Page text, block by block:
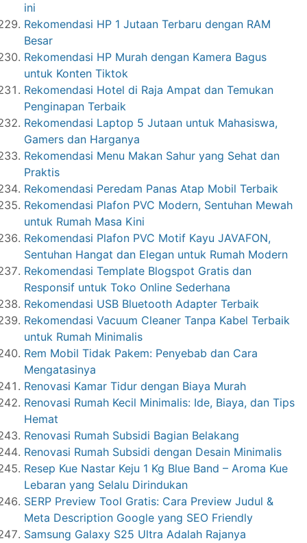
ini
Rekomendasi HP 1 Jutaan Terbaru dengan RAM
Besar
Rekomendasi HP Murah dengan Kamera Bagus
untuk Konten Tiktok
Rekomendasi Hotel di Raja Ampat dan Temukan
Penginapan Terbaik
Rekomendasi Laptop 5 Jutaan untuk Mahasiswa,
Gamers dan Harganya
Rekomendasi Menu Makan Sahur yang Sehat dan
Praktis
Rekomendasi Peredam Panas Atap Mobil Terbaik
Rekomendasi Plafon PVC Modern, Sentuhan Mewah
untuk Rumah Masa Kini
Rekomendasi Plafon PVC Motif Kayu JAVAFON,
Sentuhan Hangat dan Elegan untuk Rumah Modern
Rekomendasi Template Blogspot Gratis dan
Responsif untuk Toko Online Sederhana
Rekomendasi USB Bluetooth Adapter Terbaik
Rekomendasi Vacuum Cleaner Tanpa Kabel Terbaik
untuk Rumah Minimalis
Rem Mobil Tidak Pakem: Penyebab dan Cara
Mengatasinya
Renovasi Kamar Tidur dengan Biaya Murah
Renovasi Rumah Kecil Minimalis: Ide, Biaya, dan Tips
Hemat
Renovasi Rumah Subsidi Bagian Belakang
Renovasi Rumah Subsidi dengan Desain Minimalis
Resep Kue Nastar Keju 1 Kg Blue Band – Aroma Kue
Lebaran yang Selalu Dirindukan
SERP Preview Tool Gratis: Cara Preview Judul &
Meta Description Google yang SEO Friendly
Samsung Galaxy S25 Ultra Adalah Rajanya